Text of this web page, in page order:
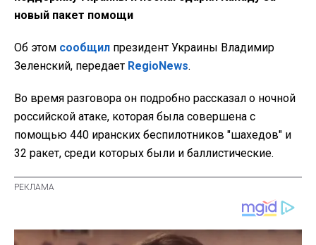
новый пакет помощи
Об этом сообщил президент Украины Владимир
Зеленский, передает RegioNews.
Во время разговора он подробно рассказал о ночной
российской атаке, которая была совершена с
помощью 440 иранских беспилотников "шахедов" и
32 ракет, среди которых были и баллистические.